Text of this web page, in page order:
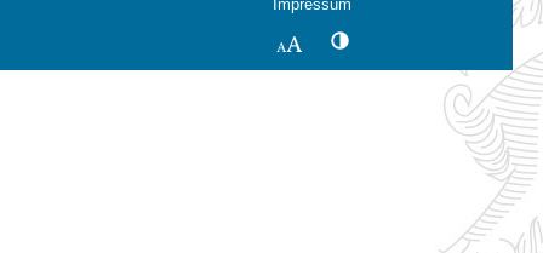
Impressum
SchriftgrößeKontrastwechsel